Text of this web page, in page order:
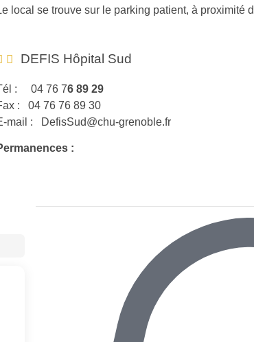
local se trouve sur le parking patient, à proximité
DEFIS Hôpital Sud
: 04 76 76 89 29
: 04 76 76 89 30
mail : DefisSud@chu-grenoble.fr
:
Attention ces horaires peuvent être modifiés selon
commissions auxquelles participent vos
Le local se trouve au niveau 0 du bâtiment principal,
aux vestiaires du personnel, à côté des autres